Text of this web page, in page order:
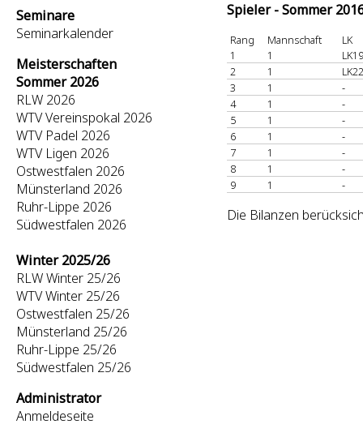
Seminare
Seminarkalender
Meisterschaften
Sommer 2026
RLW 2026
WTV Vereinspokal 2026
WTV Padel 2026
WTV Ligen 2026
Ostwestfalen 2026
Münsterland 2026
Ruhr-Lippe 2026
Südwestfalen 2026
Winter 2025/26
RLW Winter 25/26
WTV Winter 25/26
Ostwestfalen 25/26
Münsterland 25/26
Ruhr-Lippe 25/26
Südwestfalen 25/26
Administrator
Anmeldeseite
Spieler - Sommer
Rang Mannschaft
LK
1
1
2
1
3
1
-
4
1
-
5
1
-
6
1
-
7
1
-
8
1
-
9
1 -
Die Bilanzen